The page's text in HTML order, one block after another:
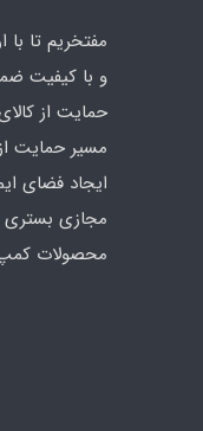
مفتخریم تا با
و با کیفیت
حمایت از
مسیر حمایت
ایجاد فضای
مجازی بستری
محصولات کمپ